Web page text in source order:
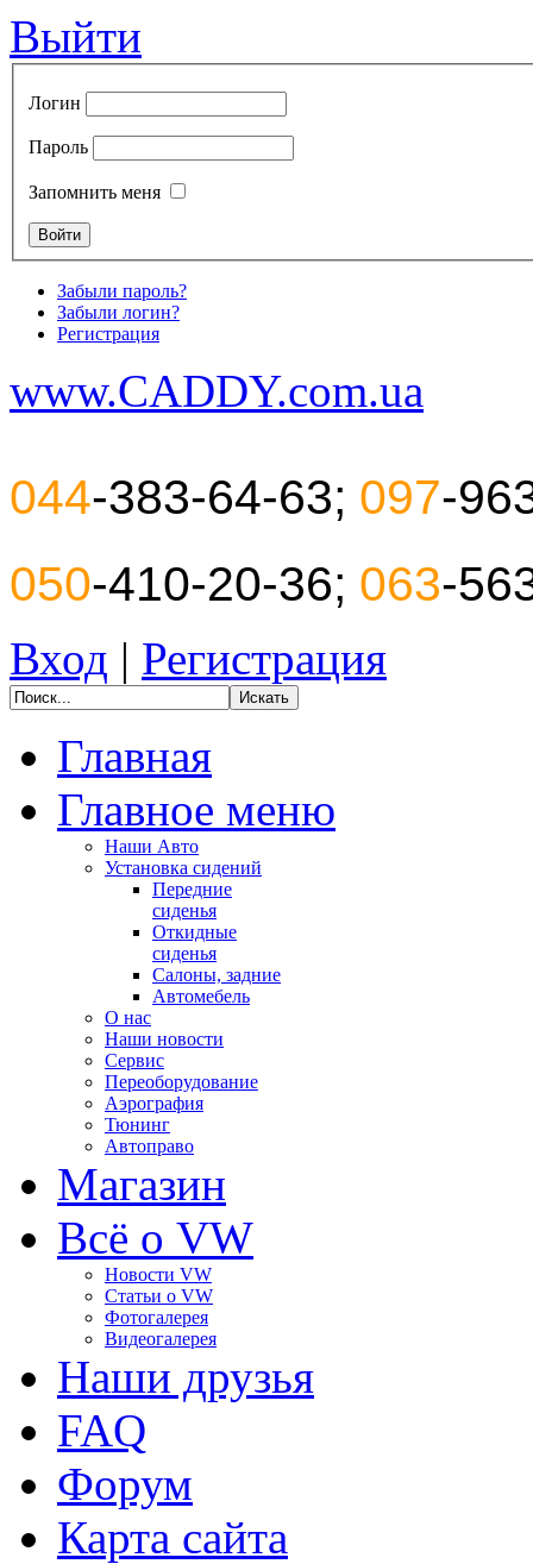
Выйти
Логин
Пароль
Запомнить меня
Забыли пароль?
Забыли логин?
Регистрация
www.CADDY.com.ua
044-383-64-63; 097-
050-410-20-36; 063-
Вход | Регистрация
Главная
Главное меню
Наши Авто
Установка сидений
Передние
сиденья
Откидные
сиденья
Салоны, задние
Автомебель
О нас
Наши новости
Сервис
Переоборудование
Аэрография
Тюнинг
Автоправо
Магазин
Всё о VW
Новости VW
Статьи o VW
Фотогалерея
Видеогалерея
Наши друзья
FAQ
Форум
Карта сайта